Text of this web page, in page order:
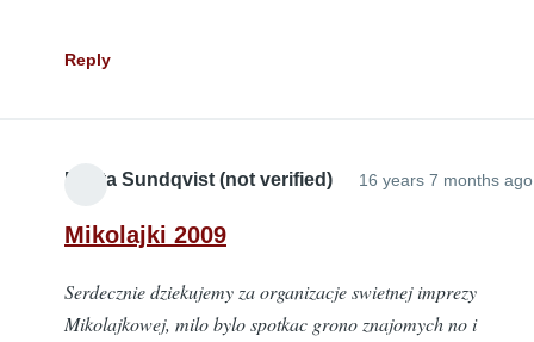
Reply
Edyta Sundqvist (not verified) 16 years 7 months ago
Mikolajki 2009
Serdecznie dziekujemy za organizacje swietnej imprezy
Mikolajkowej, milo bylo spotkac grono znajomych no i